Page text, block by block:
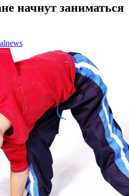
начнут заниматься